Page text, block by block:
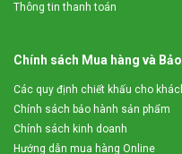
2. Những ưu điểm nổi
gà đa năng 3A2,2Kw
Thông tin thanh toán
Chính sách Mua hàng và
Các quy định chiết khấu cho
Chính sách bảo hành sản phẩm
Chính sách kinh doanh
Hướng dẫn mua hàng Online